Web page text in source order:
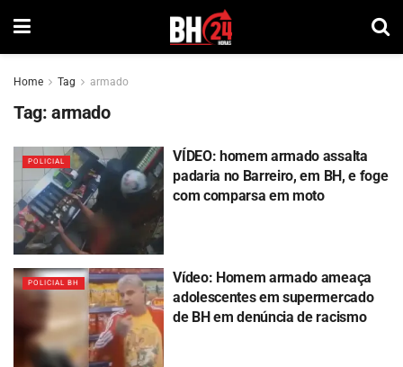
Home Tag armado
Tag: armado
POLICIAL
VÍDEO: homem armado assalta
padaria no Barreiro, em BH, e foge
com comparsa em moto
POLICIAL BH
Vídeo: Homem armado ameaça
adolescentes em supermercado
de BH em denúncia de racismo